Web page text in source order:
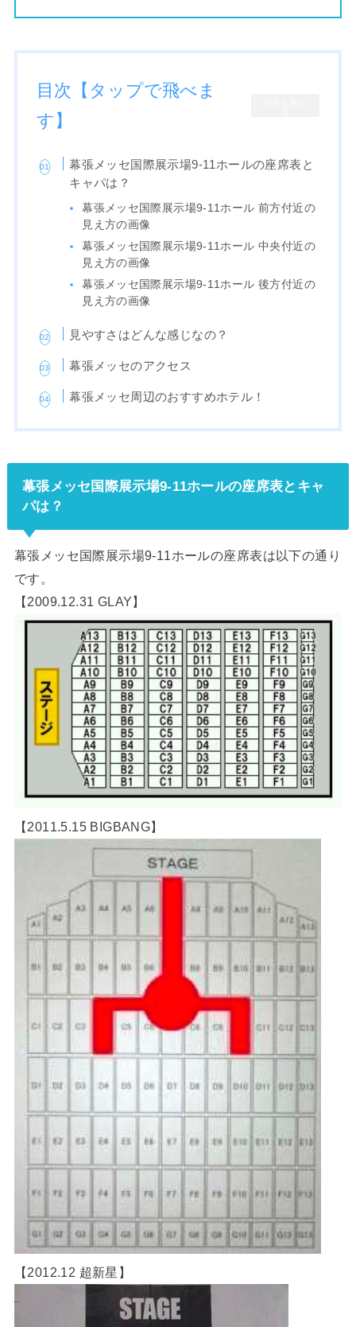
目次【タップで飛べま
す】
幕張メッセ国際展示場9-11ホールの座席表と
キャパは？
幕張メッセ国際展示場9-11ホール 前方付近の
見え方の画像
幕張メッセ国際展示場9-11ホール 中央付近の
見え方の画像
幕張メッセ国際展示場9-11ホール 後方付近の
見え方の画像
見やすさはどんな感じなの？
幕張メッセのアクセス
幕張メッセ周辺のおすすめホテル！
幕張メッセ国際展示場9-11ホールの座席表とキャ
パは？
幕張メッセ国際展示場9-11ホールの座席表は以下の通り
です。
【2009.12.31 GLAY】
【2011.5.15 BIGBANG】
【2012.12 超新星】